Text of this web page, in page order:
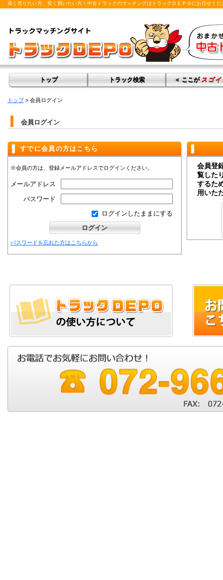
高く売りたい方、安く買いたい方！中古トラックのマッチングはトラックＤＥＰＯにお任せくだ
トップ トラック検索 ＜ ここが スゴ
トップ> 会員ログイン
会員ログイン
すでに会員の方はこちら
※会員の方は、登録メールアドレスでログインください。
メールアドレス
パスワード
ログインしたままにする
パスワードを忘れた方はこちらから
会員登
覧した
するた
用いた